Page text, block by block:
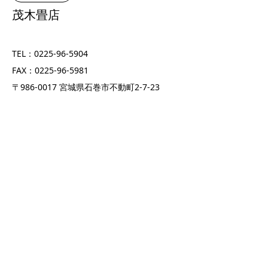
茂木畳店
TEL：0225-96-5904
FAX：0225-96-5981
〒986-0017 宮城県石巻市不動町2-7-23